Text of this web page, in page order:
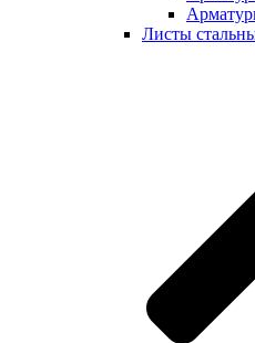
Листы